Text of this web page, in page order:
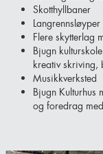
Skotthyllbaner
Flere skytterlag
Bjugn
kreativ skriving,
Musikkverksted
Bjugn Kulturhus
og foredrag